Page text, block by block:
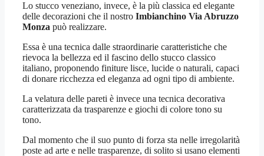
Lo stucco veneziano, invece, è la più classica ed elegante
delle decorazioni che il nostro Imbianchino Via Abruzzo
Monza può realizzare.
Essa è una tecnica dalle straordinarie caratteristiche che
rievoca la bellezza ed il fascino dello stucco classico
italiano, proponendo finiture lisce, lucide o naturali, capaci
di donare ricchezza ed eleganza ad ogni tipo di ambiente.
La velatura delle pareti è invece una tecnica decorativa
caratterizzata da trasparenze e giochi di colore tono su
tono.
Dal momento che il suo punto di forza sta nelle irregolarità
poste ad arte e nelle trasparenze, di solito si usano elementi